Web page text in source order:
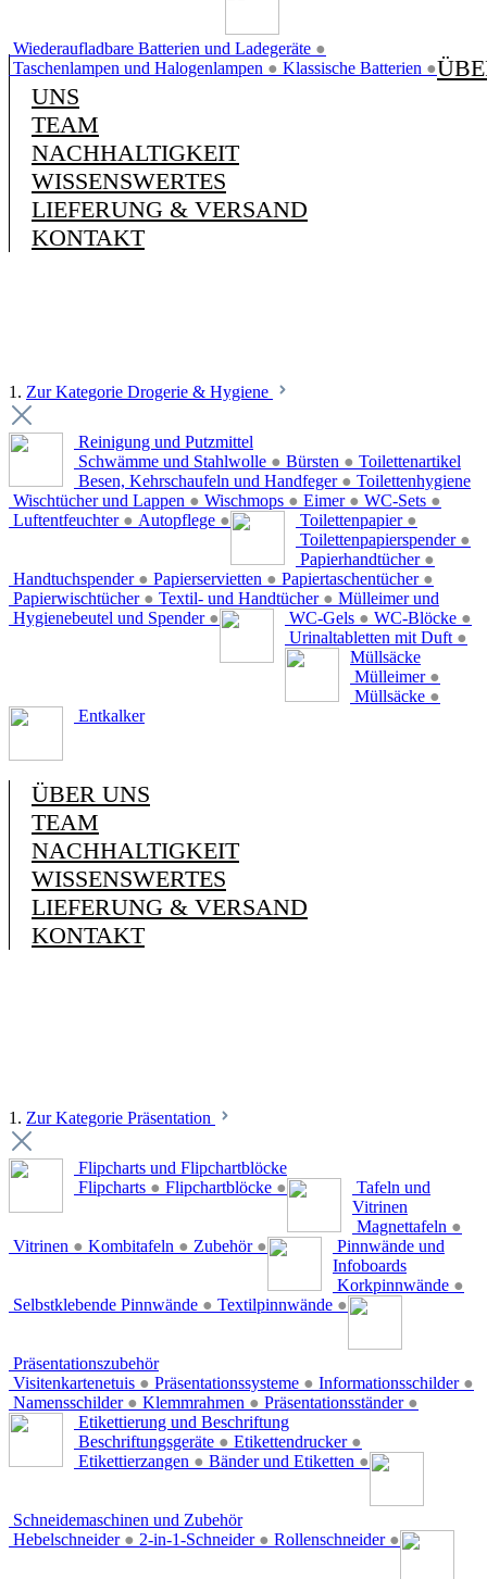
Wiederaufladbare Batterien und Ladegeräte ●
Taschenlampen und Halogenlampen ● Klassische Batterien ●
UNS
TEAM
NACHHALTIGKEIT
WISSENSWERTES
LIEFERUNG & VERSAND
KONTAKT
1. Zur Kategorie Drogerie & Hygiene
Reinigung und Putzmittel
Schwämme und Stahlwolle ● Bürsten ●
Besen, Kehrschaufeln und Handfeger ●
Wischtücher und Lappen ● Wischmops ● Eimer ● WC-Sets ●
Luftentfeuchter ● Autopflege ●
Toilettenartikel
Toilettenpapier ●
Toilettenpapierspender ●
Papierhandtücher ●
Handtuchspender ● Papierservietten ● Papiertaschentücher ●
Papierwischtücher ● Textil- und Handtücher ●
Hygienebeutel und Spender ●
Toilettenhygiene
WC-Gels ● WC-Blöcke ●
Urinaltabletten mit Duft ●
Mülleimer und
Müllsäcke
Mülleimer ●
Müllsäcke ●
Entkalker
ÜBER UNS
TEAM
NACHHALTIGKEIT
WISSENSWERTES
LIEFERUNG & VERSAND
KONTAKT
1. Zur Kategorie Präsentation
Flipcharts und Flipchartblöcke
Flipcharts ● Flipchartblöcke ●
Tafeln und
Vitrinen
Magnettafeln ●
Vitrinen ● Kombitafeln ● Zubehör ●
Pinnwände und
Infoboards
Korkpinnwände ●
Selbstklebende Pinnwände ● Textilpinnwände ●
Präsentationszubehör
Visitenkartenetuis ● Präsentationssysteme ● Informationsschilder ●
Namensschilder ● Klemmrahmen ● Präsentationsständer ●
Etikettierung und Beschriftung
Beschriftungsgeräte ● Etikettendrucker ●
Etikettierzangen ● Bänder und Etiketten ●
Schneidemaschinen und Zubehör
Hebelschneider ● 2-in-1-Schneider ● Rollenschneider ●